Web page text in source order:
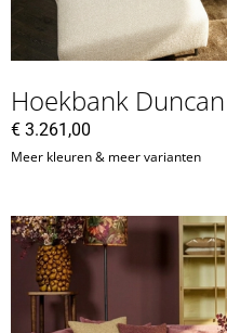
Hoekbank Duncan
€ 3.261,00
Meer kleuren & meer varianten